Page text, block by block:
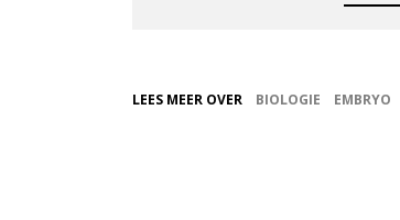
LEES MEER OVER BIOLOGIE EMBRYO